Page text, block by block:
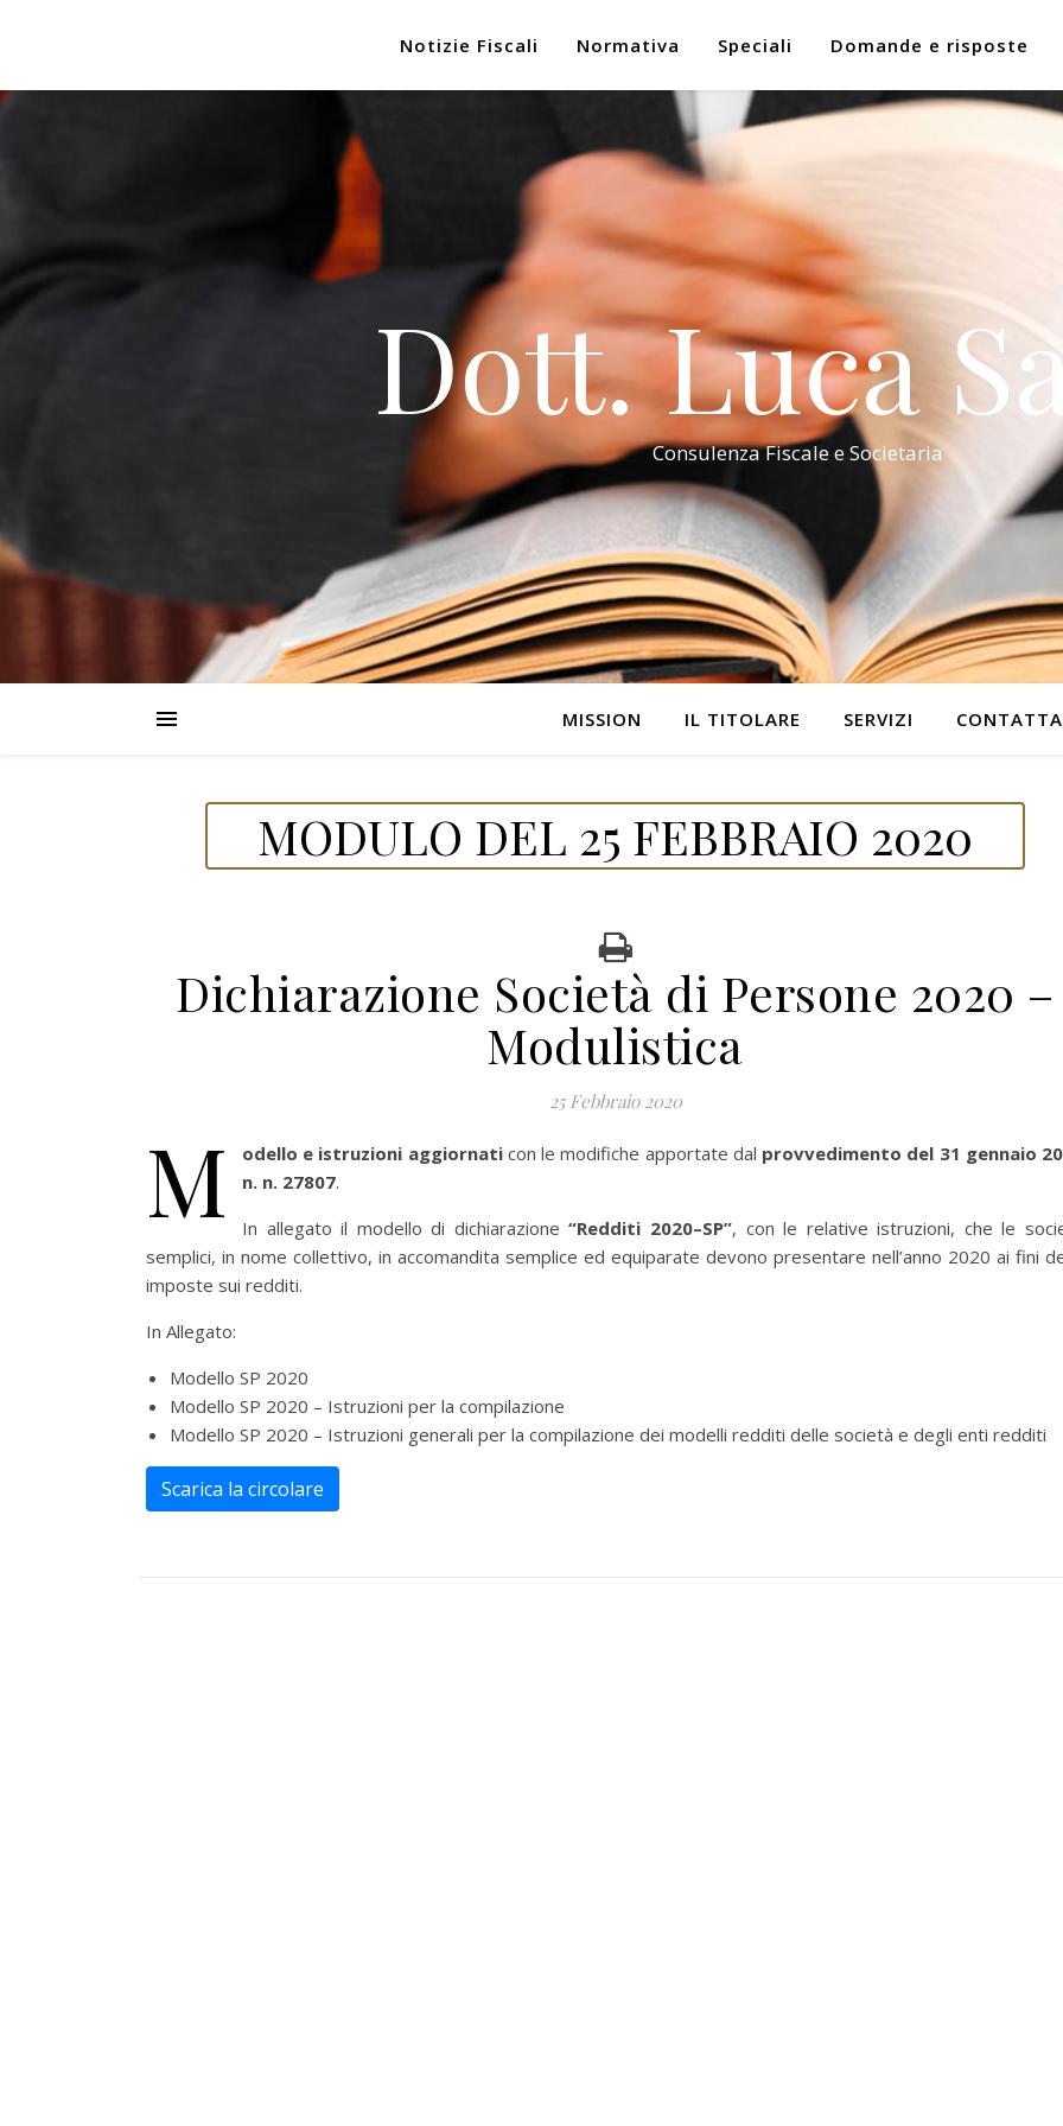
Notizie Fiscali Normativa Speciali Domande e risposte
Dott. Luca
Consulenza Fiscale e Societaria
MISSION IL TITOLARE SERVIZI
MODULO DEL 25 FEBBRAIO 2020
Dichiarazione Società di Persone 2020 –
Modulistica
25 Febbraio 2020
M odello e istruzioni aggiornaticon le modifiche apportate dal provvedimento del 31 gennaio
n. n. 27807.
In allegato il modello di dichiarazione “Redditi 2020–SP”, con le relative istruzioni, che le
semplici, in nome collettivo, in accomandita semplice ed equiparate devono presentare nell’anno 2020 ai fini
imposte sui redditi.
In Allegato:
Modello SP 2020
Modello SP 2020 – Istruzioni per la compilazione
Modello SP 2020 – Istruzioni generali per la compilazione dei modelli redditi delle società e degli enti redditi
Scarica la circolare